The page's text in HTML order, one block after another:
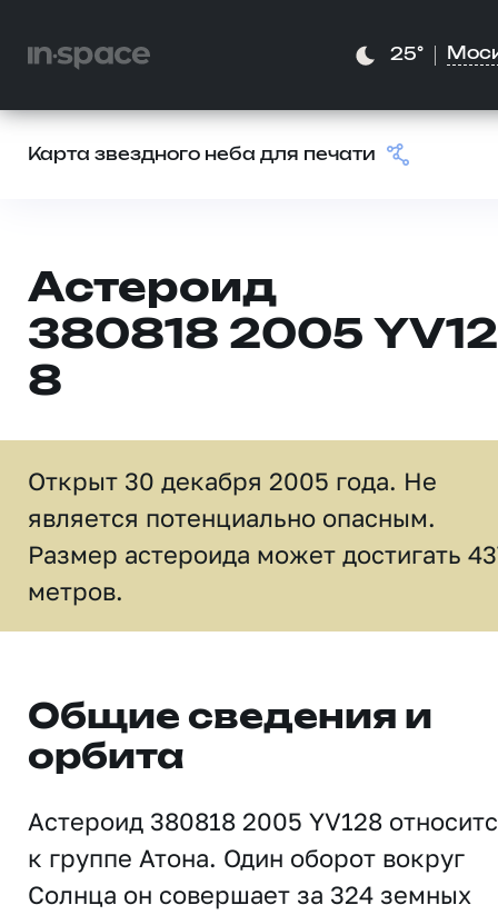
25°
Карта звездного неба для печати
Астероид
380818 2005 YV12
8
Открыт 30 декабря 2005 года. Не
является потенциально опасным.
Размер астероида может достигать
метров.
Общие сведения и
орбита
Астероид 380818 2005 YV128
к группе Атона. Один оборот вокруг
Солнца он совершает за 324 земных